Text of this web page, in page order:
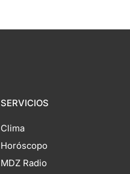
SERVICIOS
Clima
Horóscopo
MDZ Radio